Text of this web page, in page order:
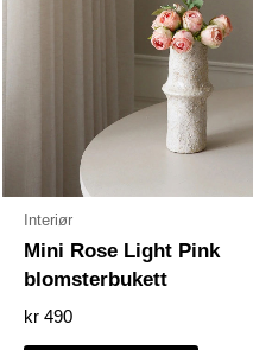
Interiør
Mini Rose Light Pink
blomsterbukett
kr 490